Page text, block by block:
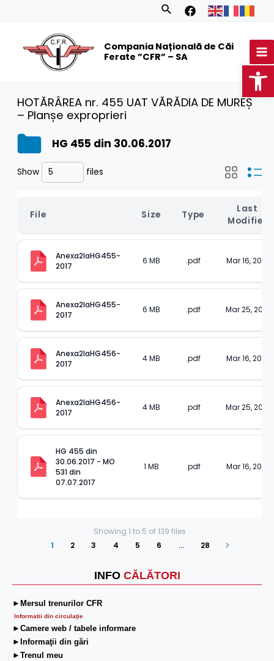
Search
Compania Națională de Căi
Ferate ”CFR” – SA
INFO CĂLĂTORI
►Mersul trenurilor CFR
Informatii din circulaţie
►Camere web / tabele informare
►Informaţii din gări
►Trenul meu
HOTĂRÂREA nr. 455 UAT VĂRĂDIA DE MUREȘ
– Planșe exproprieri
HG 455 din 30.06.2017
Show files
File Size Type
Last
Modified
Anexa2laHG455-
2017
6 MB .pdf Mar 16, 2023
Anexa2laHG455-
2017
6 MB .pdf Mar 25, 2023
Anexa2laHG456-
2017
4 MB .pdf Mar 16, 2023
Anexa2laHG456-
2017
4 MB .pdf Mar 25, 2023
HG 455 din
30.06.2017 - MO
531 din
07.07.2017
1 MB .pdf Mar 16, 2023
Showing 1 to 5 of 139 files
1
2 3 4 5 6 … 28